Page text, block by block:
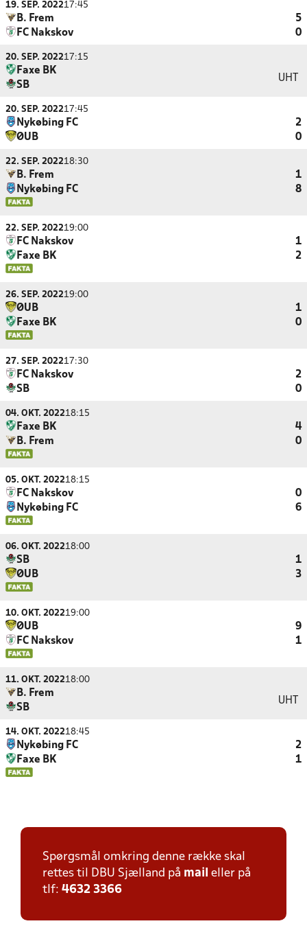
19. SEP. 202217:45
B. Frem
5
FC Nakskov
0
20. SEP. 202217:15
Faxe BK
SB
UHT
20. SEP. 202217:45
Nykøbing FC
2
ØUB
0
22. SEP. 202218:30
B. Frem
1
Nykøbing FC
8
22. SEP. 202219:00
FC Nakskov
1
Faxe BK
2
26. SEP. 202219:00
ØUB
1
Faxe BK
0
27. SEP. 202217:30
FC Nakskov
2
SB
0
04. OKT. 202218:15
Faxe BK
4
B. Frem
0
05. OKT. 202218:15
FC Nakskov
0
Nykøbing FC
6
06. OKT. 202218:00
SB
1
ØUB
3
10. OKT. 202219:00
ØUB
9
FC Nakskov
1
11. OKT. 202218:00
B. Frem
SB
UHT
14. OKT. 202218:45
Nykøbing FC
2
Faxe BK
1
Spørgsmål omkring denne række skal
rettes til DBU Sjælland på mail eller på
tlf: 4632 3366